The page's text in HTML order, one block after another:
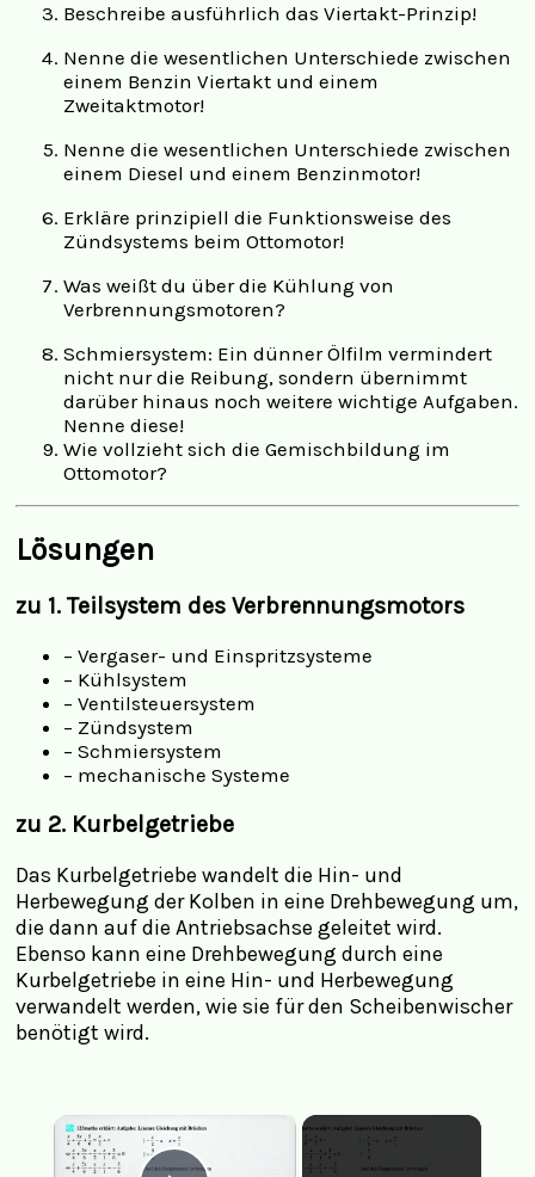
Beschreibe ausführlich das Viertakt-Prinzip!
Nenne die wesentlichen Unterschiede zwischen
einem Benzin Viertakt und einem
Zweitaktmotor!
Nenne die wesentlichen Unterschiede zwischen
einem Diesel und einem Benzinmotor!
Erkläre prinzipiell die Funktionsweise des
Zündsystems beim Ottomotor!
Was weißt du über die Kühlung von
Verbrennungsmotoren?
Schmiersystem: Ein dünner Ölfilm vermindert
nicht nur die Reibung, sondern übernimmt
darüber hinaus noch weitere wichtige Aufgaben.
Nenne diese!
Wie vollzieht sich die Gemischbildung im
Ottomotor?
Lösungen
zu 1. Teilsystem des Verbrennungsmotors
– Vergaser- und Einspritzsysteme
– Kühlsystem
– Ventilsteuersystem
– Zündsystem
– Schmiersystem
– mechanische Systeme
zu 2. Kurbelgetriebe
Das Kurbelgetriebe wandelt die Hin- und
Herbewegung der Kolben in eine Drehbewegung um,
die dann auf die Antriebsachse geleitet wird.
Ebenso kann eine Drehbewegung durch eine
Kurbelgetriebe in eine Hin- und Herbewegung
verwandelt werden, wie sie für den Scheibenwischer
benötigt wird.